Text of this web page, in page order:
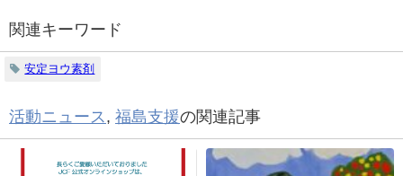
関連キーワード
安定ヨウ素剤
活動ニュース , 福島支援の関連記事